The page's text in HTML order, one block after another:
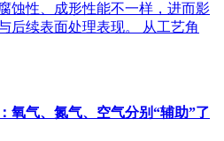
蚀性、成形性能不一样，进而影
后续表面处理表现。 从工艺角
氧气、氮气、空气分别“辅助”了